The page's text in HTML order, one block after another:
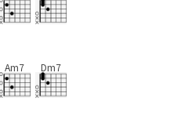
Am7 Dm7